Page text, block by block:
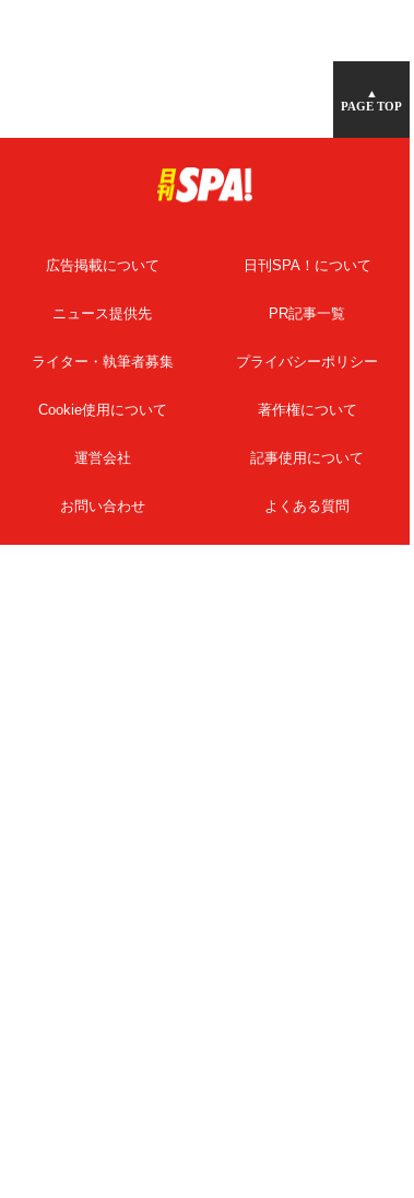
▲
PAGE TOP
広告掲載について 日刊SPA！について
ニュース提供先 PR記事一覧
ライター・執筆者募集 プライバシーポリシー
Cookie使用について 著作権について
運営会社 記事使用について
お問い合わせ よくある質問